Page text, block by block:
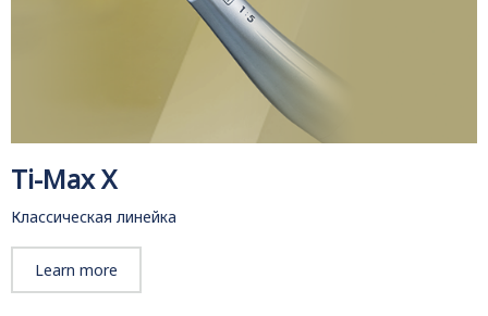
Ti-Max X
Классическая линейка
Learn more